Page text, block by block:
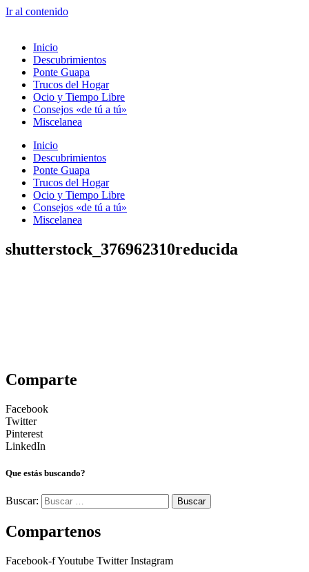
Ir al contenido
Inicio
Descubrimientos
Ponte Guapa
Trucos del Hogar
Ocio y Tiempo Libre
Consejos «de tú a tú»
Miscelanea
Inicio
Descubrimientos
Ponte Guapa
Trucos del Hogar
Ocio y Tiempo Libre
Consejos «de tú a tú»
Miscelanea
shutterstock_376962310reducida
Comparte
Facebook
Twitter
Pinterest
LinkedIn
Que estás buscando?
Buscar:
Compartenos
Facebook-fYoutube Twitter Instagram